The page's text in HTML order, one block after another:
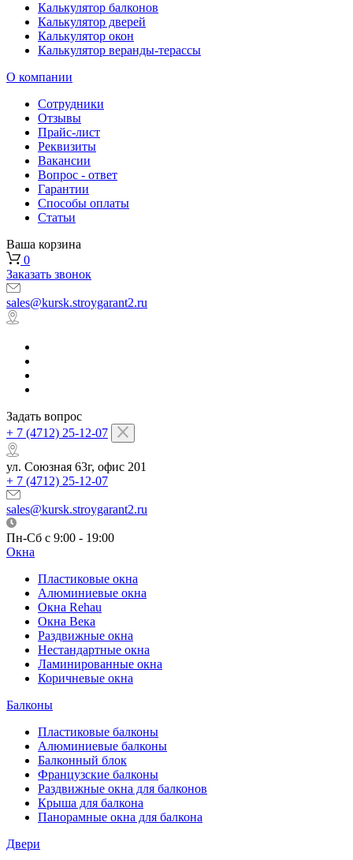
Калькулятор балконов
Калькулятор дверей
Калькулятор окон
Калькулятор веранды-терассы
О компании
Сотрудники
Отзывы
Прайс-лист
Реквизиты
Вакансии
Вопрос - ответ
Гарантии
Способы оплаты
Статьи
Ваша корзина
0
Заказать звонок
sales@kursk.stroygarant2.ru
Задать вопрос
+ 7 (4712) 25-12-07
ул. Союзная 63г, офис 201
+ 7 (4712) 25-12-07
sales@kursk.stroygarant2.ru
Пн-Сб с 9:00 - 19:00
Окна
Пластиковые окна
Алюминиевые окна
Окна Rehau
Окна Века
Раздвижные окна
Нестандартные окна
Ламинированные окна
Коричневые окна
Балконы
Пластиковые балконы
Алюминиевые балконы
Балконный блок
Французские балконы
Раздвижные окна для балконов
Крыша для балкона
Панорамные окна для балкона
Двери